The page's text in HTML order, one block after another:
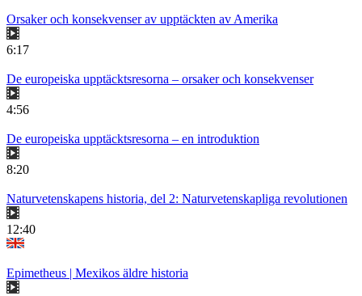
Orsaker och konsekvenser av upptäckten av Amerika
6:17
De europeiska upptäcktsresorna – orsaker och konsekvenser
4:56
De europeiska upptäcktsresorna – en introduktion
8:20
Naturvetenskapens historia, del 2: Naturvetenskapliga revolutionen
12:40
Epimetheus | Mexikos äldre historia